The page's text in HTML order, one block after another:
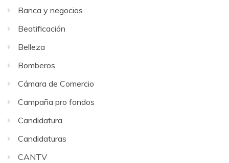
Banca y negocios
Beatificación
Belleza
Bomberos
Cámara de Comercio
Campaña pro fondos
Candidatura
Candidaturas
CANTV